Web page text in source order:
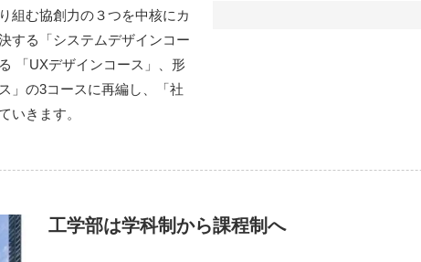
組む協創⼒の３つを中核にカ
する「システムデザインコー
「UXデザインコース」、形
」の3コースに再編し、「社
いきます。
工学部は学科制から課程制へ